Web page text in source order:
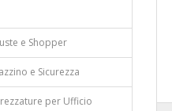
e Shopper
e Sicurezza
per Ufficio